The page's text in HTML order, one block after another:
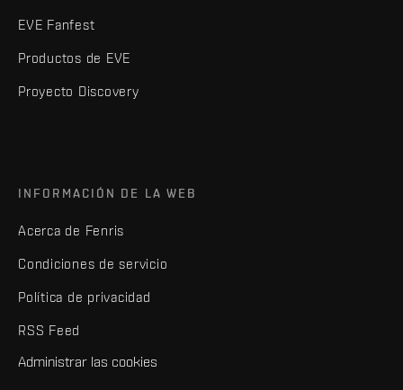
EVE Fanfest
Productos de EVE
Proyecto Discovery
INFORMACIÓN DE LA WEB
Acerca de Fenris
Condiciones de servicio
Política de privacidad
RSS Feed
Administrar las cookies